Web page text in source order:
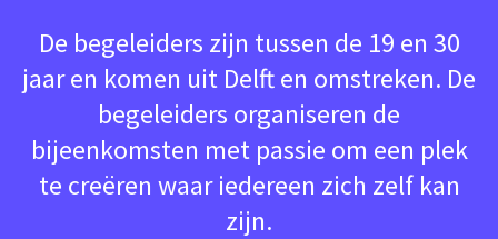
De begeleiders zijn tussen de 19 en 30
jaar en komen uit Delft en omstreken. De
begeleiders organiseren de
bijeenkomsten met passie om een plek
te creëren waar iedereen zich zelf kan
zijn.